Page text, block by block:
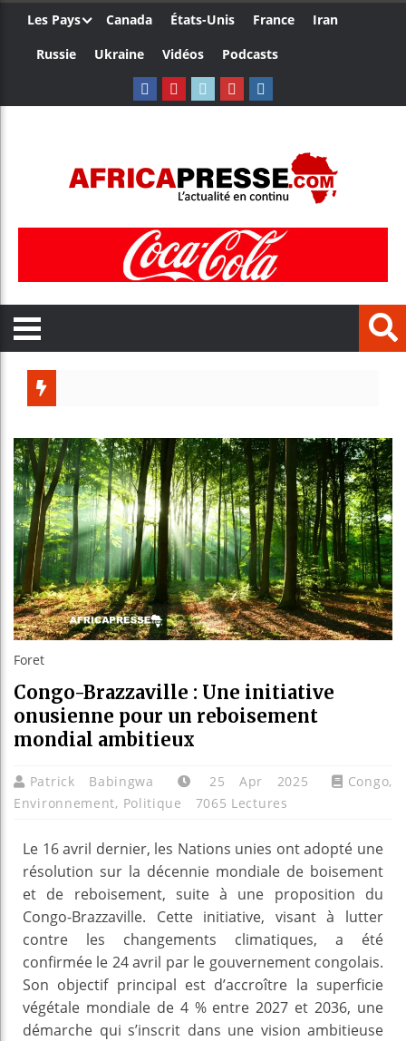
Les Pays Canada États-Unis France
Iran
Russie
Ukraine Vidéos Podcasts
Bénin :
Aliko
Foret
Congo-Brazzaville : Une initiative
onusienne pour un reboisement
mondial ambitieux
Patrick Babingwa 25 Apr 2025 Congo,
Environnement, Politique 7065 Lectures
Le 16 avril dernier, les Nations unies ont adopté une
résolution sur la décennie mondiale de boisement
et de reboisement, suite à une proposition du
Congo-Brazzaville. Cette initiative, visant à lutter
contre les changements climatiques, a été
confirmée le 24 avril par le gouvernement congolais.
Son objectif principal est d’accroître la superficie
végétale mondiale de 4 % entre 2027 et 2036, une
démarche qui s’inscrit dans une vision ambitieuse